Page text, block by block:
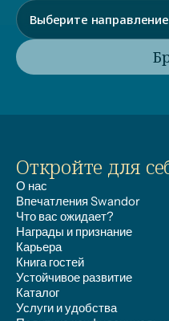
Откройте для
О нас
Впечатления Swandor
Что вас ожидает?
Награды и признание
Карьера
Книга гостей
Устойчивое развитие
Каталог
Услуги и удобства